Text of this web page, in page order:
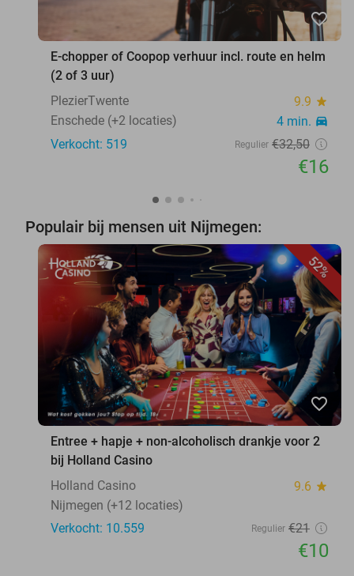
favorite_border
E-chopper of Coopop verhuur incl. route en helm
(2 of 3 uur)
PlezierTwente
9.9 star
Enschede (+2 locaties) 4 min. directions_car
Verkocht: 519 Regulier €32,50
€16
Populair bij mensen uit Nijmegen:
52%
favorite_border
Entree + hapje + non-alcoholisch drankje voor 2
bij Holland Casino
Holland Casino
9.6 star
Nijmegen (+12 locaties)
Verkocht: 10.559
Regulier €21
€10